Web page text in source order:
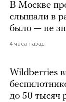
В Москве
слышали в
было — не
4 часа назад
Wildberries
до 50 тысяч